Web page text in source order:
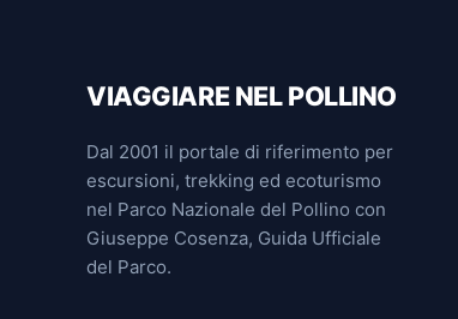
VIAGGIARE NEL POLLINO
Dal 2001 il portale di riferimento per
escursioni, trekking ed ecoturismo
nel Parco Nazionale del Pollino con
Giuseppe Cosenza, Guida Ufficiale
del Parco.